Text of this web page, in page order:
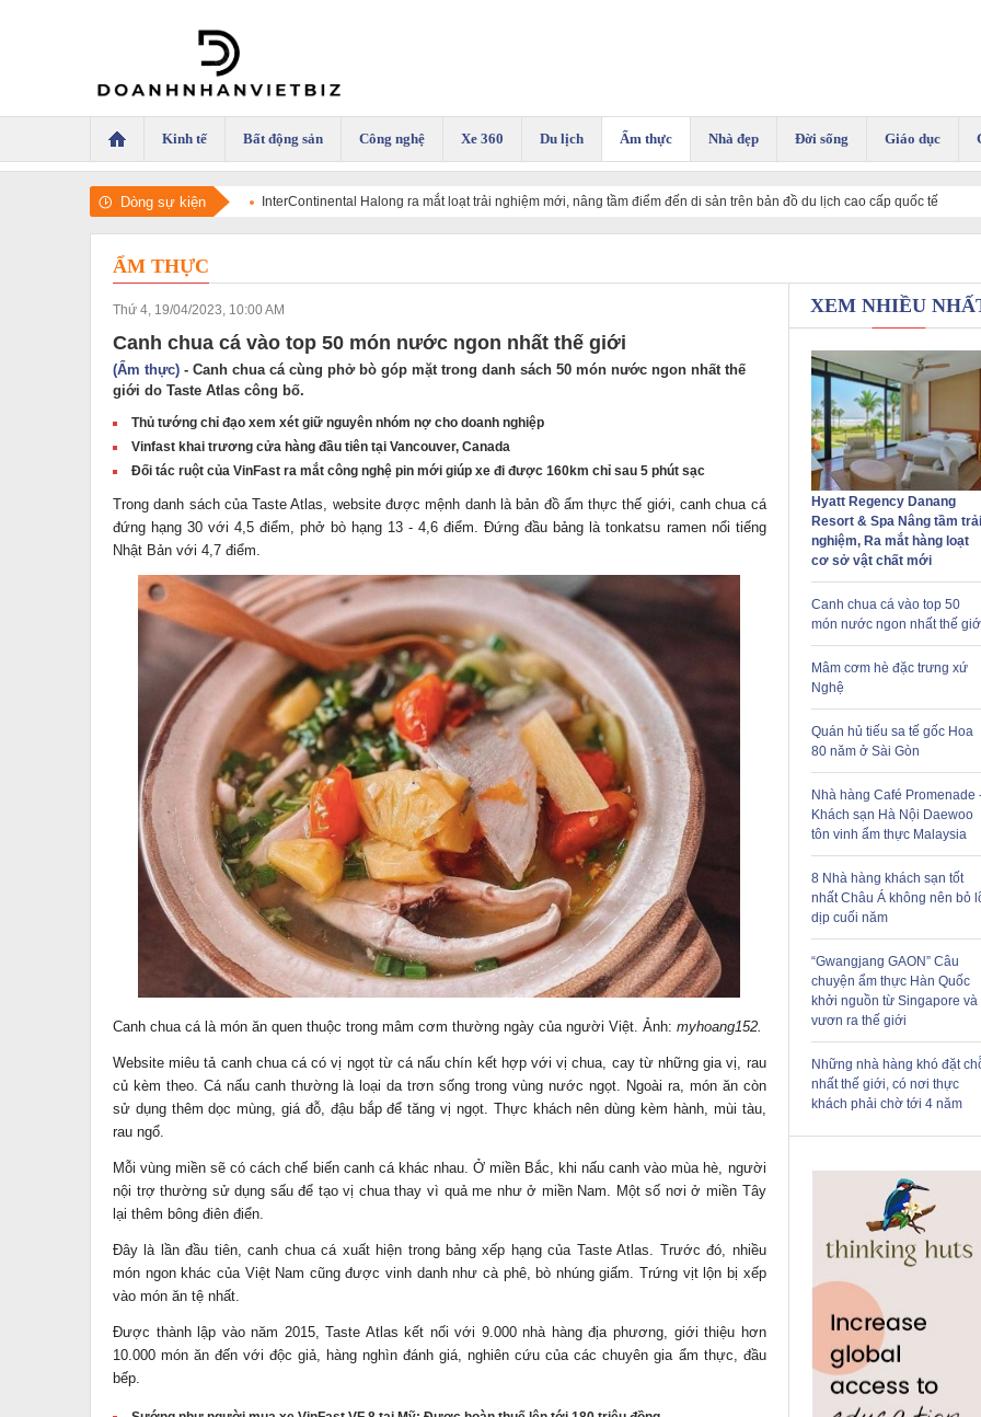
Kinh tế Bất động sản Công nghệ Xe 360 Du lịch Ẩm thực Nhà đẹp Đời sống Giáo dục
Dòng sự kiện InterContinental Halong ra mắt loạt trải nghiệm mới, nâng tầm điểm đến di sản trên bản đồ du lịch cao cấp quốc tế
ẨM THỰC
Thứ 4, 19/04/2023, 10:00 AM
Canh chua cá vào top 50 món nước ngon nhất thế giới
(Ẩm thực) - Canh chua cá cùng phở bò góp mặt trong danh sách 50 món nước ngon nhất thế
giới do Taste Atlas công bố.
Thủ tướng chỉ đạo xem xét giữ nguyên nhóm nợ cho doanh nghiệp
Vinfast khai trương cửa hàng đầu tiên tại Vancouver, Canada
Đối tác ruột của VinFast ra mắt công nghệ pin mới giúp xe đi được 160km chỉ sau 5 phút sạc
Trong danh sách của Taste Atlas, website được mệnh danh là bản đồẩm thực thế giới, canh chua cá
đứng hạng 30 với 4,5 điểm, phở bò hạng 13 - 4,6 điểm. Đứng đầu bảng là tonkatsu ramen nổi tiếng
Nhật Bản với 4,7 điểm.
Canh chua cá là món ăn quen thuộc trong mâm cơm thường ngày của người Việt. Ảnh: myhoang152.
Website miêu tả canh chua cá có vị ngọt từ cá nấu chín kết hợp với vị chua, cay từ những gia vị, rau
củ kèm theo. Cá nấu canh thường là loại da trơn sống trong vùng nước ngọt. Ngoài ra, món ăn còn
sử dụng thêm dọc mùng, giá đỗ, đậu bắp để tăng vị ngọt. Thực khách nên dùng kèm hành, mùi tàu,
rau ngổ.
Mỗi vùng miền sẽ có cách chế biến canh cá khác nhau. Ở miền Bắc, khi nấu canh vào mùa hè, người
nội trợ thường sử dụng sấu để tạo vị chua thay vì quả me như ở miền Nam. Một số nơi ở miền Tây
lại thêm bông điên điển.
Đây là lần đầu tiên, canh chua cá xuất hiện trong bảng xếp hạngcủa Taste Atlas. Trước đó, nhiều
món ngon khác của Việt Nam cũng được vinh danh như cà phê, bò nhúng giấm. Trứng vịt lộn bị xếp
vào món ăn tệ nhất.
Được thành lập vào năm 2015, Taste Atlas kết nối với 9.000 nhà hàng địa phương, giới thiệu hơn
10.000 món ăn đến với độc giả, hàng nghìn đánh giá, nghiên cứu của các chuyên gia ẩm thực, đầu
bếp.
XEM NHIỀU
Hyatt Regency Danang
Resort & Spa Nâng tầm trải
nghiệm, Ra mắt hàng loạt
cơ sở vật chất mới
Canh chua cá vào top 50
món nước ngon nhất thế
Mâm cơm hè đặc trưng xứ
Nghệ
Quán hủ tiếu sa tế gốc Hoa
80 năm ở Sài Gòn
Nhà hàng Café Promenade
Khách sạn Hà Nội Daewoo
tôn vinh ẩm thực Malaysia
8 Nhà hàng khách sạn tốt
nhất Châu Á không nên bỏ
dịp cuối năm
“Gwangjang GAON” Câu
chuyện ẩm thực Hàn Quốc
khởi nguồn từ Singapore và
vươn ra thế giới
Những nhà hàng khó đặt
nhất thế giới, có nơi thực
khách phải chờ tới 4 năm